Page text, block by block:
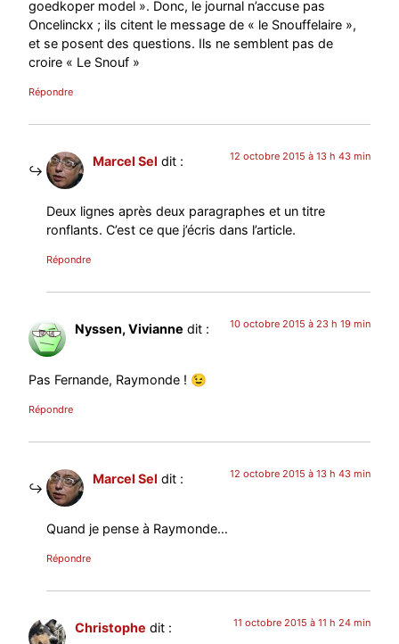
goedkoper model ». Donc, le journal n’accuse pas
Oncelinckx ; ils citent le message de « le Snouffelaire »,
et se posent des questions. Ils ne semblent pas de
croire « Le Snouf »
Répondre
Marcel Sel dit : 12 octobre 2015 à 13 h 43 min
Deux lignes après deux paragraphes et un titre
ronflants. C’est ce que j’écris dans l’article.
Répondre
Nyssen, Vivianne dit : 10 octobre 2015 à 23 h 19 min
Pas Fernande, Raymonde ! 😉
Répondre
Marcel Sel dit : 12 octobre 2015 à 13 h 43 min
Quand je pense à Raymonde…
Répondre
Christophe dit : 11 octobre 2015 à 11 h 24 min